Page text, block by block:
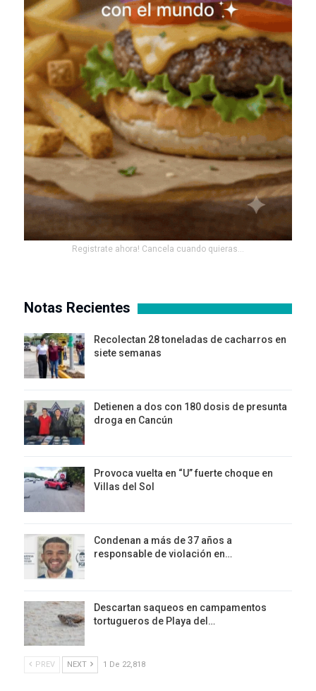
Registrate ahora! Cancela cuando quieras...
Notas Recientes
Recolectan 28 toneladas de cacharros en
siete semanas
Detienen a dos con 180 dosis de presunta
droga en Cancún
Provoca vuelta en “U” fuerte choque en
Villas del Sol
Condenan a más de 37 años a
responsable de violación en…
Descartan saqueos en campamentos
tortugueros de Playa del…
PREV NEXT 1 De 22,818